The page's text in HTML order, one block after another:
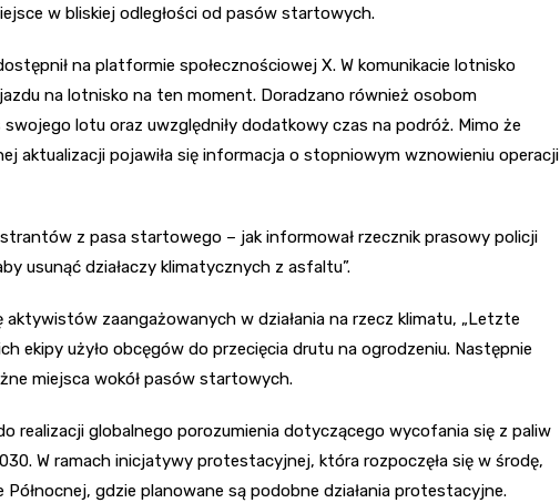
w bliskiej odległości od pasów startowych.
na platformie społecznościowej X. W komunikacie lotnisko
na lotnisko na ten moment. Doradzano również osobom
lotu oraz uwzględniły dodatkowy czas na podróż. Mimo że
aktualizacji pojawiła się informacja o stopniowym wznowieniu operacji
z pasa startowego – jak informował rzecznik prasowy policji
usunąć działaczy klimatycznych z asfaltu”.
zaangażowanych w działania na rzecz klimatu, „Letzte
ekipy użyło obcęgów do przecięcia drutu na ogrodzeniu. Następnie
miejsca wokół pasów startowych.
realizacji globalnego porozumienia dotyczącego wycofania się z paliw
W ramach inicjatywy protestacyjnej, która rozpoczęła się w środę,
Północnej, gdzie planowane są podobne działania protestacyjne.